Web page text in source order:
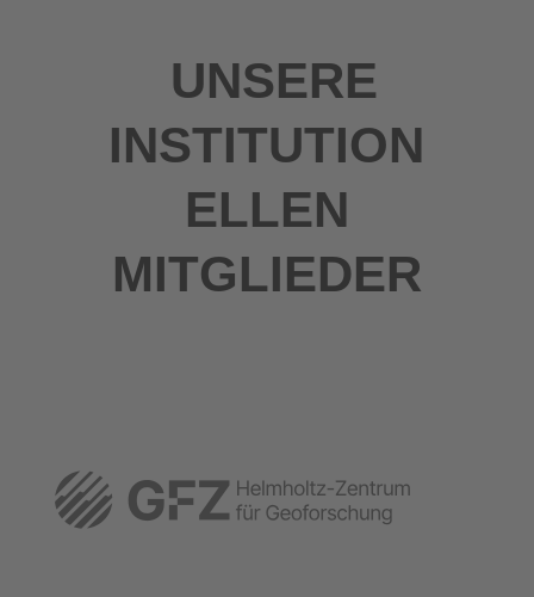
UNSERE
INSTITUTION
ELLEN
MITGLIEDER